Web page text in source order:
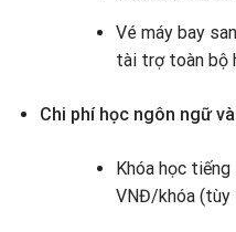
Vé máy bay
tài trợ toàn bộ
Chi phí học ngôn ngữ
Khóa học
VNĐ/khóa (tùy